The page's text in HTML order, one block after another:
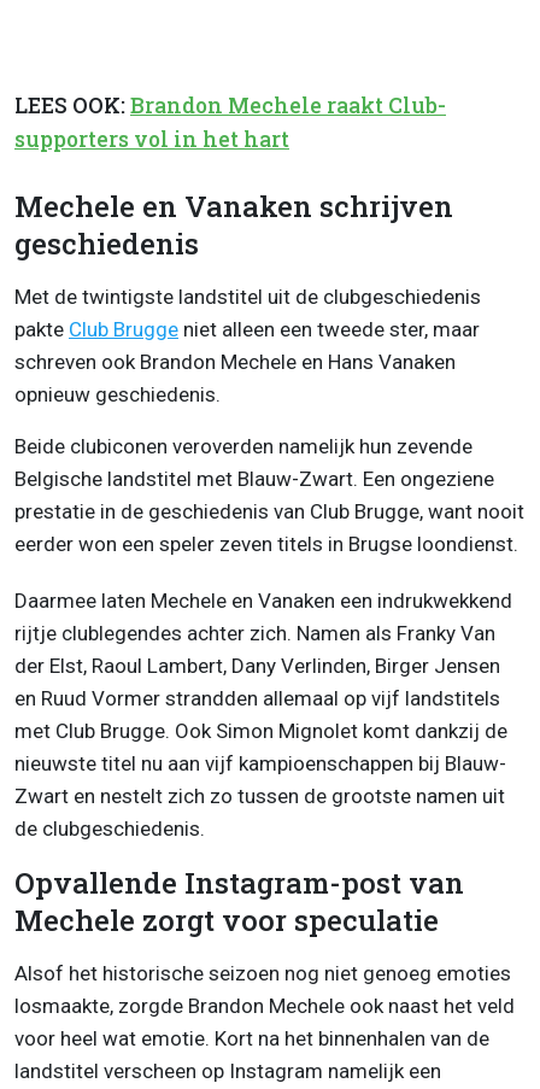
LEES OOK:Brandon Mechele raakt Club-
supporters vol in het hart
Mechele en Vanaken schrijven
geschiedenis
Met de twintigste landstitel uit de clubgeschiedenis
pakte Club Brugge niet alleen een tweede ster, maar
schreven ook Brandon Mechele en Hans Vanaken
opnieuw geschiedenis.
Beide clubiconen veroverden namelijk hun zevende
Belgische landstitel met Blauw-Zwart. Een ongeziene
prestatie in de geschiedenis van Club Brugge, want nooit
eerder won een speler zeven titels in Brugse loondienst.
Daarmee laten Mechele en Vanaken een indrukwekkend
rijtje clublegendes achter zich. Namen als Franky Van
der Elst, Raoul Lambert, Dany Verlinden, Birger Jensen
en Ruud Vormer strandden allemaal op vijf landstitels
met Club Brugge. Ook Simon Mignolet komt dankzij de
nieuwste titel nu aan vijf kampioenschappen bij Blauw-
Zwart en nestelt zich zo tussen de grootste namen uit
de clubgeschiedenis.
Opvallende Instagram-post van
Mechele zorgt voor speculatie
Alsof het historische seizoen nog niet genoeg emoties
losmaakte, zorgde Brandon Mechele ook naast het veld
voor heel wat emotie. Kort na het binnenhalen van de
landstitel verscheen op Instagram namelijk een